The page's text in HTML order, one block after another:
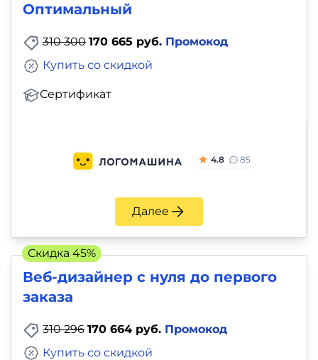
Оптимальный
310 300 170 665 руб. Промокод
Сертификат
Купить со скидкой
4.8 85
Далее
Веб-дизайнер с нуля до первого
заказа
310 296 170 664 руб. Промокод
Купить со скидкой
Скидка 45%